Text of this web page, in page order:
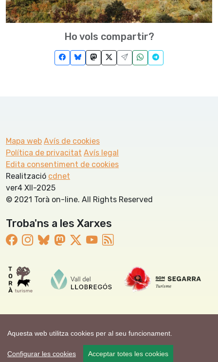
Aquesta web utilitza cookies per al seu funcionament.
Configurar les cookies Acceptar totes les cookies
Ho vols compartir?
Mapa web Avís de cookies
Política de privacitat Avís legal
Edita consentiment de cookies
Realització cdnet
ver4 XII-2025
© 2021 Torà on-line. All Rights Reserved
Troba'ns a les Xarxes